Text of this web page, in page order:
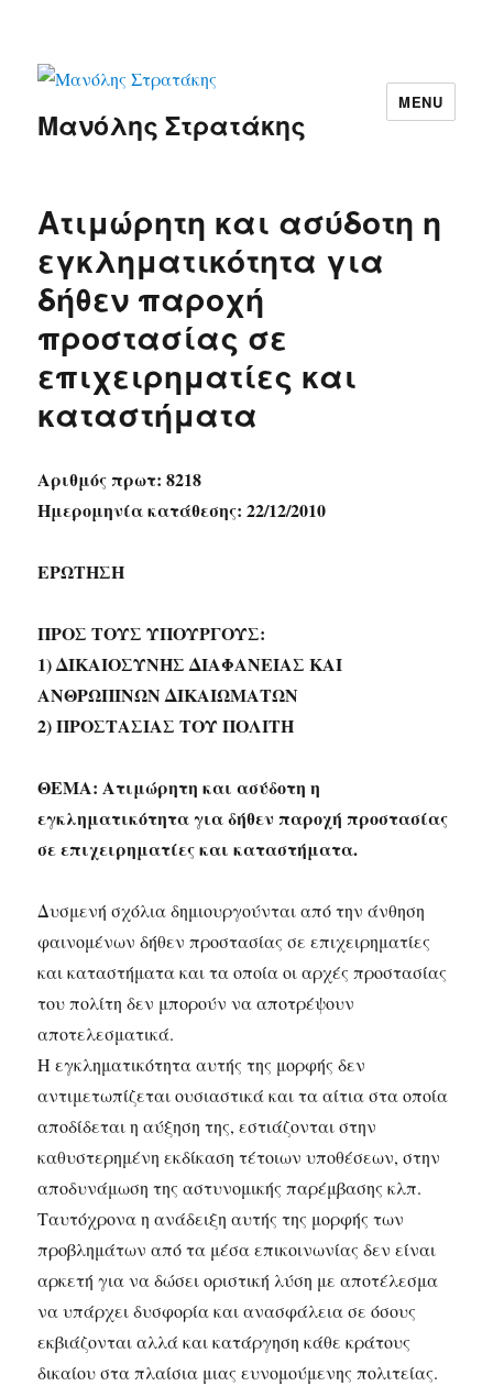
Μανόλης Στρατάκης
MENU
Ατιμώρητη και ασύδοτη η
εγκληματικότητα για
δήθεν παροχή
προστασίας σε
επιχειρηματίες και
καταστήματα
Αριθμός πρωτ: 8218
Ημερομηνία κατάθεσης: 22/12/2010
ΕΡΩΤΗΣΗ
ΠΡΟΣ ΤΟΥΣ ΥΠΟΥΡΓΟΥΣ:
1) ΔΙΚΑΙΟΣΥΝΗΣ ΔΙΑΦΑΝΕΙΑΣ ΚΑΙ
ΑΝΘΡΩΠΙΝΩΝ ΔΙΚΑΙΩΜΑΤΩΝ
2) ΠΡΟΣΤΑΣΙΑΣ ΤΟΥ ΠΟΛΙΤΗ
ΘΕΜΑ: Ατιμώρητη και ασύδοτη η
εγκληματικότητα για δήθεν παροχή προστασίας
σε επιχειρηματίες και καταστήματα.
Δυσμενή σχόλια δημιουργούνται από την άνθηση
φαινομένων δήθεν προστασίας σε επιχειρηματίες
και καταστήματα και τα οποία οι αρχές προστασίας
του πολίτη δεν μπορούν να αποτρέψουν
αποτελεσματικά.
Η εγκληματικότητα αυτής της μορφής δεν
αντιμετωπίζεται ουσιαστικά και τα αίτια στα οποία
αποδίδεται η αύξηση της, εστιάζονται στην
καθυστερημένη εκδίκαση τέτοιων υποθέσεων, στην
αποδυνάμωση της αστυνομικής παρέμβασης κλπ.
Ταυτόχρονα η ανάδειξη αυτής της μορφής των
προβλημάτων από τα μέσα επικοινωνίας δεν είναι
αρκετή για να δώσει οριστική λύση με αποτέλεσμα
να υπάρχει δυσφορία και ανασφάλεια σε όσους
εκβιάζονται αλλά και κατάργηση κάθε κράτους
δικαίου στα πλαίσια μιας ευνομούμενης πολιτείας.